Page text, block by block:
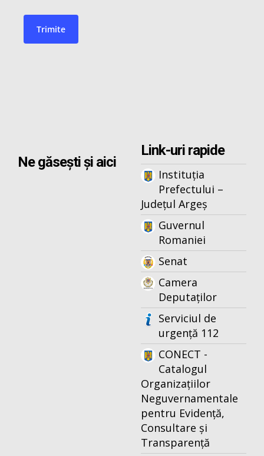
Ne găsești și aici
Link-uri rapide
Instituția
Prefectului –
Județul Argeș
Guvernul
Romaniei
Senat
Camera
Deputaților
Serviciul de
urgență 112
CONECT -
Catalogul
Organizațiilor
Neguvernamentale
pentru Evidență,
Consultare și
Transparență